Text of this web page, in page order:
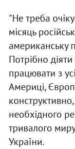
"Не треба
місяць
американську
Потрібно
працювати з
Америці,
необхідного
тривалого
України.